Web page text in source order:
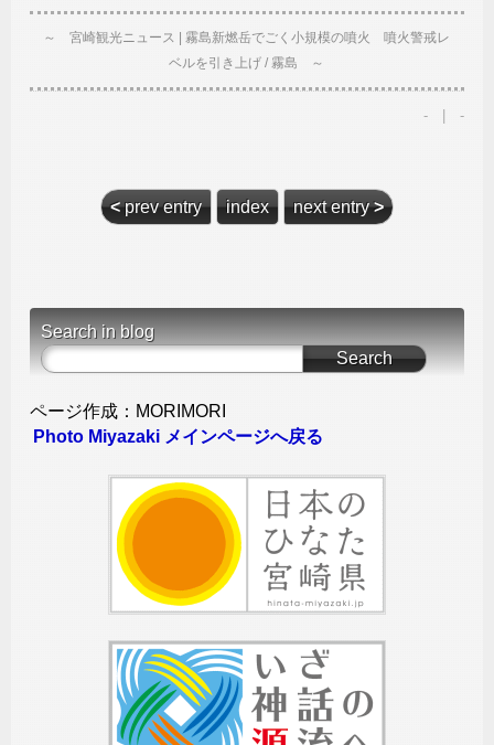
～ 宮崎観光ニュース | 霧島新燃岳でごく小規模の噴火 噴火警戒レ
ベルを引き上げ / 霧島 ～
- | -
<prev entry index next entry>
Search in blog
ページ作成：MORIMORI
Photo Miyazaki メインページへ戻る